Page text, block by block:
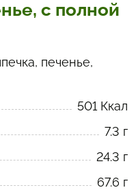
с полной
печенье,
501 Ккал
7.3 г
24.3 г
67.6 г